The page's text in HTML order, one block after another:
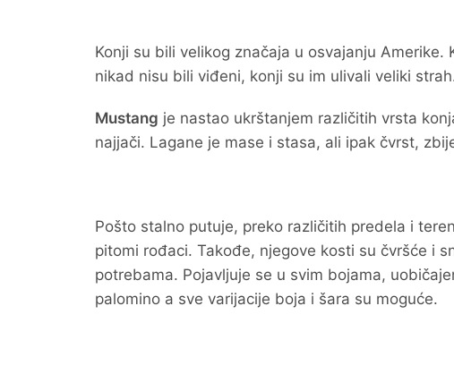
Konji su bili velikog značaja u osvajanju
nikad nisu bili viđeni, konji su im ulivali veliki
Mustang je nastao ukrštanjem različitih vrsta
najjači. Lagane je mase i stasa, ali ipak čvrst,
Pošto stalno putuje, preko različitih predela i
pitomi rođaci. Takođe, njegove kosti su čvršće i
potrebama. Pojavljuje se u svim bojama,
palomino a sve varijacije boja i šara su moguće.